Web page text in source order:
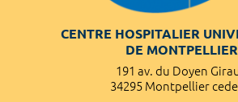
CENTRE HOSPITALIER
DE MONTPELLIER
191 av. du Doyen
34295 Montpellier